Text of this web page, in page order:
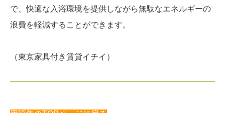
で、快適な入浴環境を提供しながら無駄なエネルギーの
浪費を軽減することができます。
（東京家具付き賃貸イチイ）